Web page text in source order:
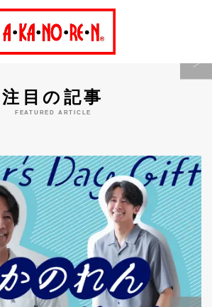
注目の記事
FEATURED ARTICLE